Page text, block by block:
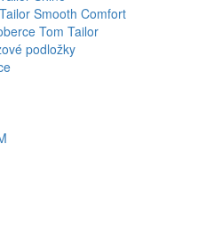
Smooth Comfort
Tom Tailor
podložky